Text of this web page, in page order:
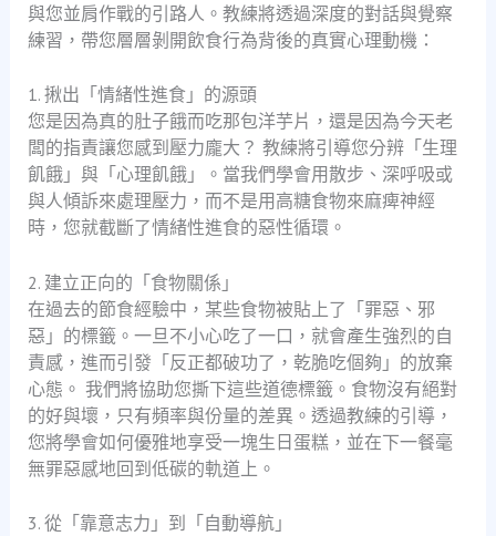
與您並肩作戰的引路人。教練將透過深度的對話與覺察
練習，帶您層層剝開飲食行為背後的真實心理動機：
1. 揪出「情緒性進食」的源頭
您是因為真的肚子餓而吃那包洋芋片，還是因為今天老
闆的指責讓您感到壓力龐大？ 教練將引導您分辨「生理
飢餓」與「心理飢餓」。當我們學會用散步、深呼吸或
與人傾訴來處理壓力，而不是用高糖食物來麻痺神經
時，您就截斷了情緒性進食的惡性循環。
2. 建立正向的「食物關係」
在過去的節食經驗中，某些食物被貼上了「罪惡、邪
惡」的標籤。一旦不小心吃了一口，就會產生強烈的自
責感，進而引發「反正都破功了，乾脆吃個夠」的放棄
心態。 我們將協助您撕下這些道德標籤。食物沒有絕對
的好與壞，只有頻率與份量的差異。透過教練的引導，
您將學會如何優雅地享受一塊生日蛋糕，並在下一餐毫
無罪惡感地回到低碳的軌道上。
3. 從「靠意志力」到「自動導航」